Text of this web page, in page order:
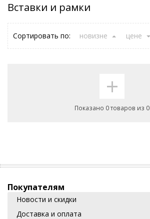
Вставки и рамки
Сортировать по: новизне цене
+
Показано 0 товаров из 0
Покупателям
Новости и скидки
Доставка и оплата